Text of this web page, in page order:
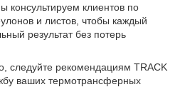
консультируем клиентов по
и листов, чтобы каждый
результат без потерь
следуйте рекомендациям TRACK
ваших термотрансферных